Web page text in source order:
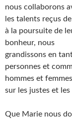
nous collaborons
les talents reçus
à la poursuite de
bonheur, nous
grandissons en
personnes et
hommes et
sur les justes et les
Que Marie nous